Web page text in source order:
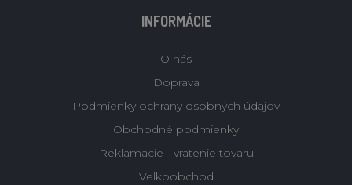
INFORMÁCIE
O nás
Doprava
Podmienky ochrany osobných údajov
Obchodné podmienky
Reklamacie - vratenie tovaru
Velkoobchod